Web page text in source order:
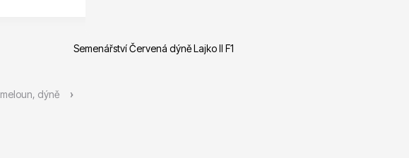
Cibuloviny
meloun, dýně
Semenářství Červená dýně Lajko II F1